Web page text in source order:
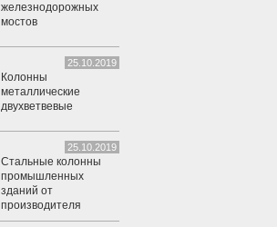
железнодорожных
мостов
25.10.2019
Колонны
металлические
двухветвевые
25.10.2019
Стальные колонны
промышленных
зданий от
производителя